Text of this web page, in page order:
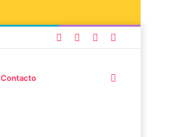
Publicación
azar
Instagram
Facebook
Contacto